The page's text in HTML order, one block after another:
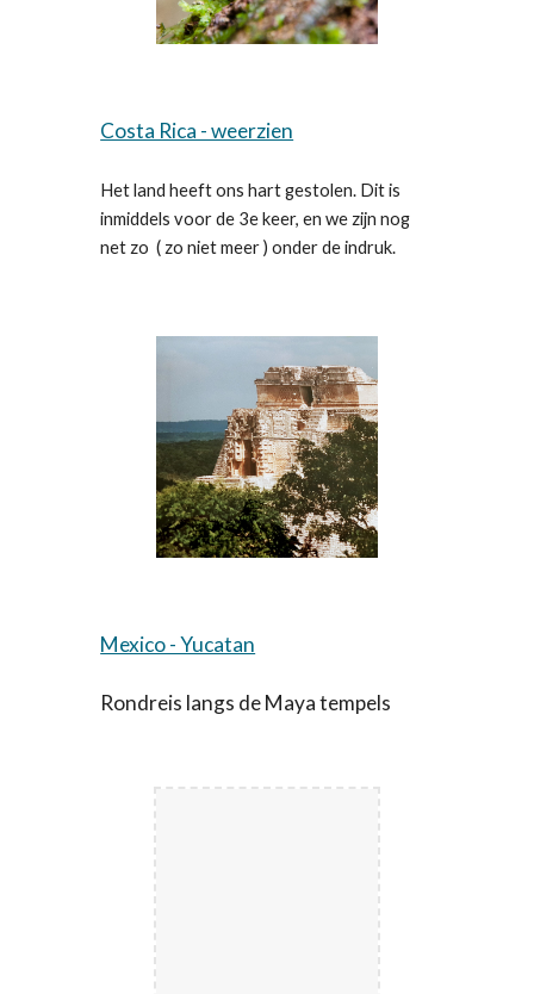
Costa Rica - weerzien
Het land heeft ons hart gestolen. Dit is
inmiddels voor de 3e keer, en we zijn nog
net zo ( zo niet meer ) onder de indruk.
Mexico - Yucatan
Rondreis langs deMaya tempels